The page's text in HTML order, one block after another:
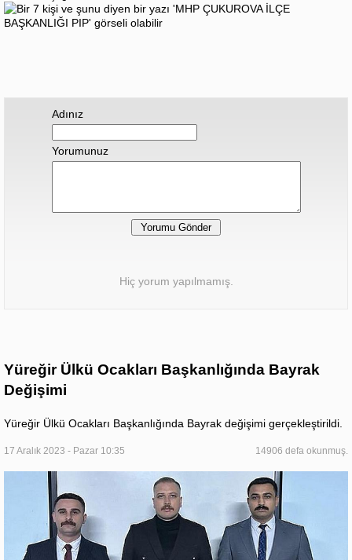
Adınız
Yorumunuz
Hiç yorum yapılmamış.
Yüreğir Ülkü Ocakları Başkanlığında Bayrak
Değişimi
Yüreğir Ülkü Ocakları Başkanlığında Bayrak değişimi gerçekleştirildi.
17 Aralık 2023 - Pazar 10:35 14906 defa okunmuş.